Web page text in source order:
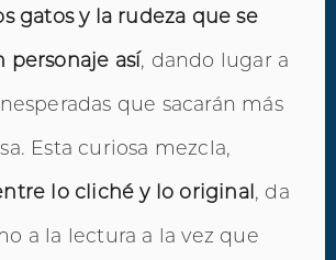
gatos y la rudeza que se
personaje así, dando lugar a
que sacarán más
Esta curiosa mezcla,
lo cliché y lo original, da
a la lectura a la vez que